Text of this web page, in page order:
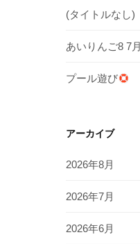
(タイトルなし)
あいりんご8 7
プール遊び
アーカイブ
2026年8月
2026年7月
2026年6月